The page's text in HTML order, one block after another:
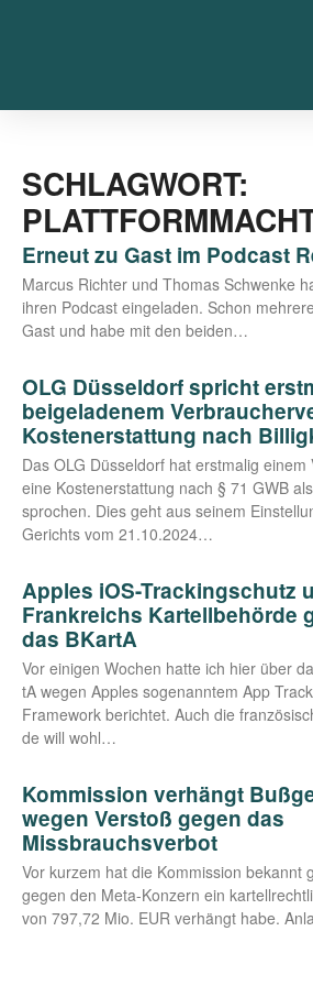
SCHLAGWORT:
Erneut zu Gast im Podcast
Mar­cus Rich­ter und Tho­mas Schwen­ke
ihren Pod­cast ein­ge­la­den. Schon
Gast und habe mit den beiden…
OLG Düsseldorf spricht
beigeladenem
Kostenerstattung nach
Das OLG Düs­sel­dorf hat erst­ma­lig
eine Kos­ten­er­stat­tung nach § 71 GWB
spro­chen. Dies geht aus sei­nem
Gerichts vom 21.10.2024…
Apples iOS-Trackingschutz
Frankreichs Kartellbehörde
das BKartA
Vor eini­gen Wochen hat­te ich hier über
tA wegen App­les soge­nann­tem App
Frame­work berich­tet. Auch die
de will wohl…
Kommission verhängt
wegen Verstoß gegen das
Missbrauchsverbot
Vor kur­zem hat die Kom­mis­si­on bekannt
gegen den Meta-Kon­­­zern ein
von 797,72 Mio. EUR ver­hängt habe.